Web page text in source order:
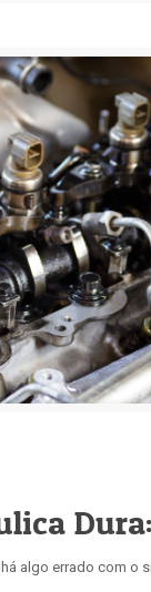
algo errado com o